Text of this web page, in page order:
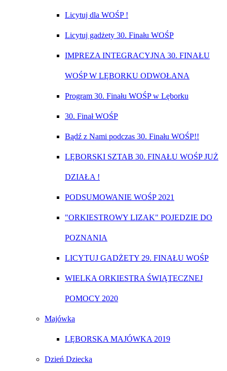
Licytuj dla WOŚP !
Licytuj gadżety 30. Finału WOŚP
IMPREZA INTEGRACYJNA 30. FINAŁU
WOŚP W LĘBORKU ODWOŁANA
Program 30. Finału WOŚP w Lęborku
30. Finał WOŚP
Bądź z Nami podczas 30. Finału WOŚP!!
LĘBORSKI SZTAB 30. FINAŁU WOŚP JUŻ
DZIAŁA !
PODSUMOWANIE WOŚP 2021
"ORKIESTROWY LIZAK" POJEDZIE DO
POZNANIA
LICYTUJ GADŻETY 29. FINAŁU WOŚP
WIELKA ORKIESTRA ŚWIĄTECZNEJ
POMOCY 2020
Majówka
LĘBORSKA MAJÓWKA 2019
Dzień Dziecka